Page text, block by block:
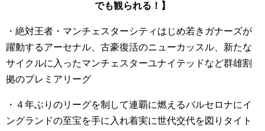
でも観られる！】
・絶対王者・マンチェスターシティはじめ若きガナーズが
躍動するアーセナル、古豪復活のニューカッスル、新たな
サイクルに入ったマンチェスターユナイテッドなど群雄割
拠のプレミアリーグ
・４年ぶりのリーグを制して連覇に燃えるバルセロナにイ
ングランドの至宝を手に入れ着実に世代交代を図りタイト